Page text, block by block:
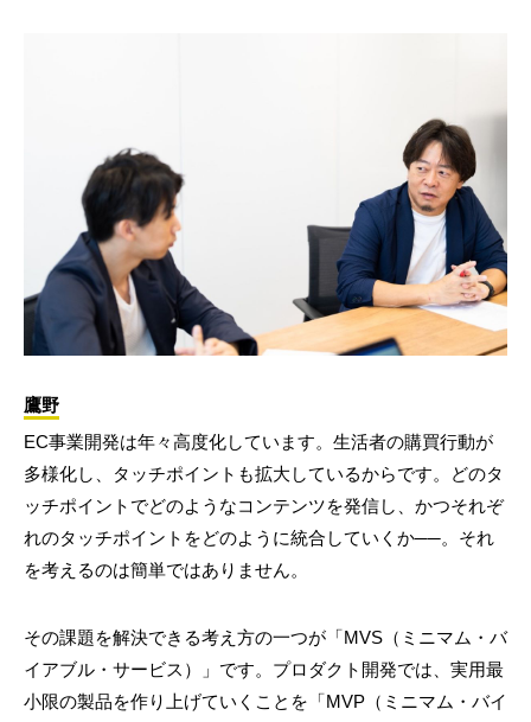
鷹野
EC事業開発は年々高度化しています。生活者の購買行動が
多様化し、タッチポイントも拡大しているからです。どのタ
ッチポイントでどのようなコンテンツを発信し、かつそれぞ
れのタッチポイントをどのように統合していくか──。それ
を考えるのは簡単ではありません。
その課題を解決できる考え方の一つが「MVS（ミニマム・バ
イアブル・サービス）」です。プロダクト開発では、実用最
小限の製品を作り上げていくことを「MVP（ミニマム・バイ